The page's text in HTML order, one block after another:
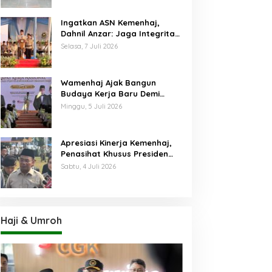
Ingatkan ASN Kemenhaj,
Dahnil Anzar: Jaga Integritas,
Hentikan Praktik Menjadikan
Selasa, 7 Juli 2026
Wamenhaj Ajak Bangun
Budaya Kerja Baru Demi
Pelayanan Terbaik bagi
Minggu, 5 Juli 2026
Apresiasi Kinerja Kemenhaj,
Penasihat Khusus Presiden
Nilai Transisi
Sabtu, 4 Juli 2026
Haji & Umroh